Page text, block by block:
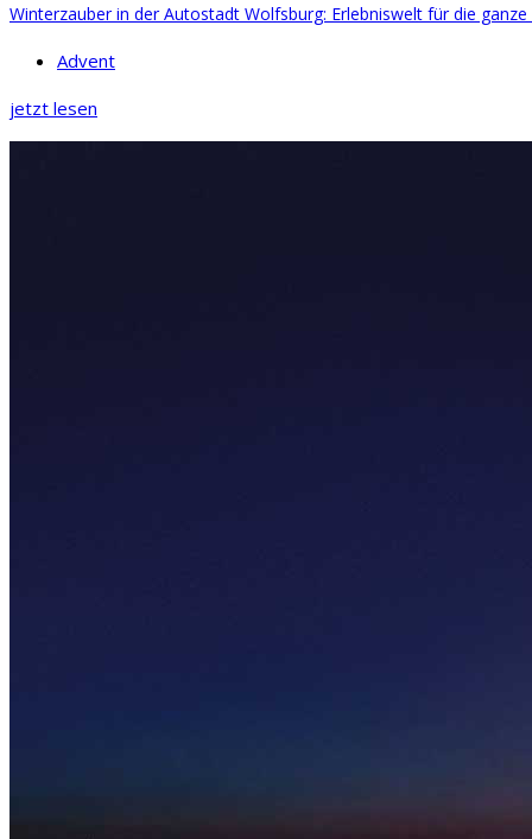
Winterzauber in der Autostadt Wolfsburg: Erlebniswelt für die ganze
Advent
jetzt lesen